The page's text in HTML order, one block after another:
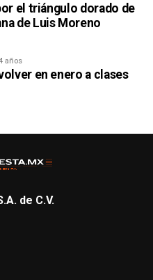
el triángulo dorado de
de Luis Moreno
años
en enero a clases
de C.V.